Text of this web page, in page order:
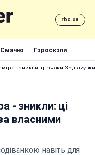
rbc.ua
Смачно Гороскопи
- зникли: ці знаки Зодіаку
- зникли: ці
власними
навіть для